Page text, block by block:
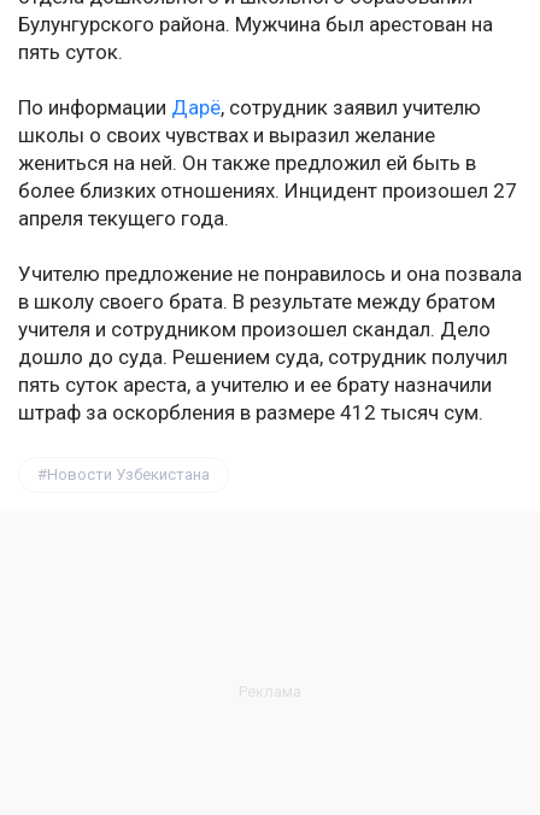
Булунгурского района. Мужчина был арестован на
пять суток.
По информации Дарё, сотрудник заявил учителю
школы о своих чувствах и выразил желание
жениться на ней. Он также предложил ей быть в
более близких отношениях. Инцидент произошел 27
апреля текущего года.
Учителю предложение не понравилось и она позвала
в школу своего брата. В результате между братом
учителя и сотрудником произошел скандал. Дело
дошло до суда. Решением суда, сотрудник получил
пять суток ареста, а учителю и ее брату назначили
штраф за оскорбления в размере 412 тысяч сум.
Новости Узбекистана